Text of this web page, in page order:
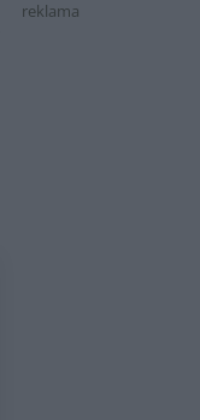
reklama